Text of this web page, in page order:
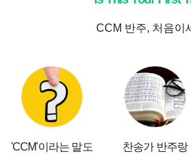
CCM 반주, 처음이
'CCM'이라는 말도
찬송가 반주랑